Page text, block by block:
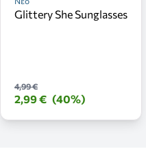
Glittery She Sunglasses
4,99 €
2,99 € (40%)